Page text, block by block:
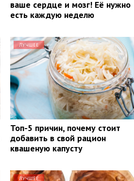
ваше сердце и мозг! Её нужно
есть каждую неделю
ЛУЧШЕЕ
Топ-5 причин, почему стоит
добавить в свой рацион
квашеную капусту
ЛУЧШЕЕ